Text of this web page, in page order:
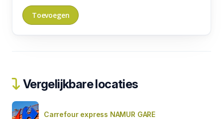
Vergelijkbare locaties
Carrefour express NAMUR GARE